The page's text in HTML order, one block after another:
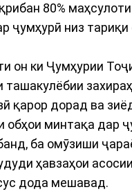
80% маҳсулоти
ҷумҳурӣ низ тариқи
он ки Ҷумҳурии
ташакулёбии
қарор дорад ва
обҳои минтақа дар
ба омӯзиши
ҳавзаҳои
дода мешавад.